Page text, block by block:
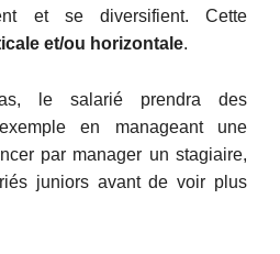
et se diversifient. Cette
et/ou horizontale.
le salarié prendra des
en manageant une
par manager un stagiaire,
juniors avant de voir plus